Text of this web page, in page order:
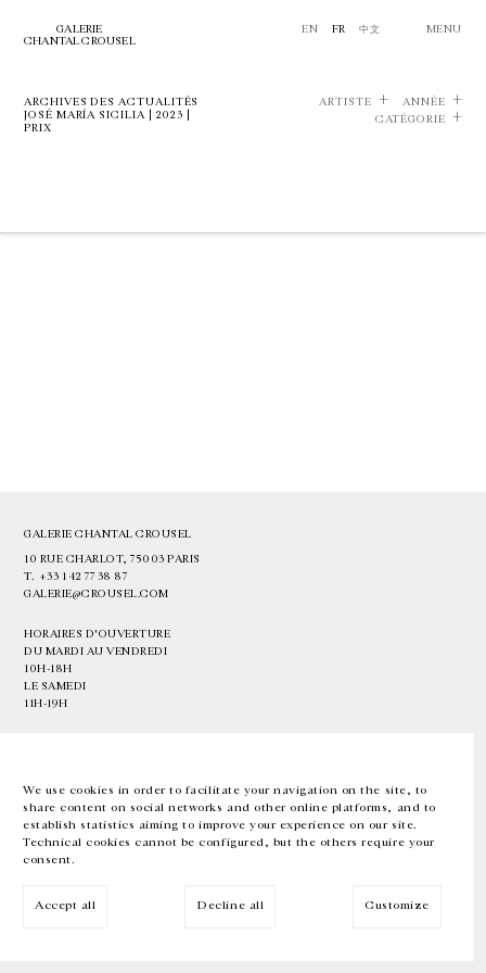
We use cookies in order to facilitate your navigation on the site, to
share content on social networks and other online platforms, and to
establish statistics aiming to improve your experience on our site.
Technical cookies cannot be configured, but the others require your
consent.
Accept all Decline all Customize
GALERIE
CHANTAL CROUSEL
EN FR 中文 MENU
ARCHIVES DES ACTUALITÉS
JOSÉ MARÍA SICILIA | 2023 |
PRIX
ARTISTE
ANNÉE
CATÉGORIE
GALERIE CHANTAL CROUSEL
10 RUE CHARLOT, 75003 PARIS
T. +33 1 42 77 38 87
GALERIE@CROUSEL.COM
HORAIRES D'OUVERTURE
DU MARDI AU VENDREDI
10H-18H
LE SAMEDI
11H-19H
EN FR 中文 Facebook Instagram
Inscrivez-vous à notre newsletter